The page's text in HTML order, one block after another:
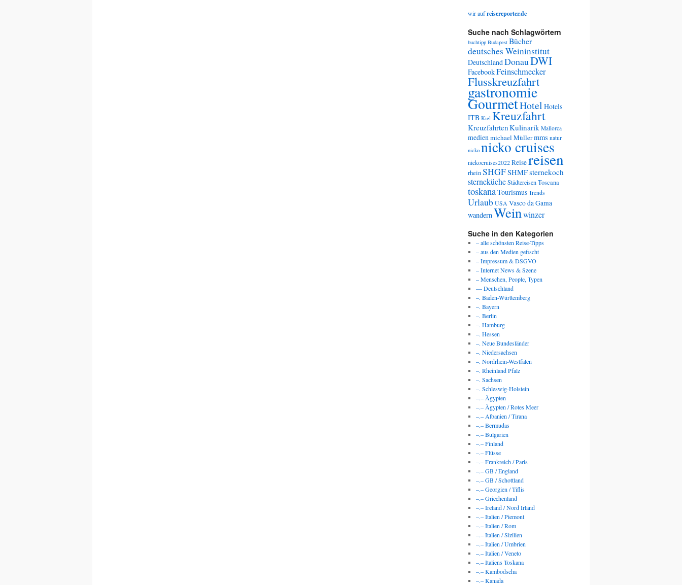
wir aufreisereporter.de
Suche nach Schlagwörtern
buchtipp Budapest Bücher
deutsches Weininstitut
DeutschlandDonauDWI
FacebookFeinschmecker
Flusskreuzfahrt
gastronomie
GourmetHotel Hotels
ITB Kiel Kreuzfahrt
KreuzfahrtenKulinarik Mallorca
medienmichael Müllermms natur
nicko nicko cruises
nickocruises2022Reisereisen
rheinSHGFSHMFsternekoch
sternekücheStädtereisenToscana
toskanaTourismus Trends
Urlaub USA Vasco da Gama
wandernWeinwinzer
Suche in den Kategorien
– alle schönsten Reise-Tipps
– aus den Medien gefischt
– Impressum & DSGVO
– Internet News & Szene
– Menschen, People, Typen
— Deutschland
–. Baden-Württemberg
–. Bayern
–. Berlin
–. Hamburg
–. Hessen
–. Neue Bundesländer
–. Niedersachsen
–. Nordrhein-Westfalen
–. Rheinland Pfalz
–. Sachsen
–. Schleswig-Holstein
–.– Ägypten
–.– Ägypten / Rotes Meer
–.– Albanien / Tirana
–.– Bermudas
–.– Bulgarien
–.– Finland
–.– Flüsse
–.– Frankreich / Paris
–.– GB / England
–.– GB / Schottland
–.– Georgien / Tiflis
–.– Griechenland
–.– Ireland / Nord Irland
–.– Italien / Piemont
–.– Italien / Rom
–.– Italien / Sizilien
–.– Italien / Umbrien
–.– Italien / Veneto
–.– Italiens Toskana
–.– Kambodscha
–.– Kanada